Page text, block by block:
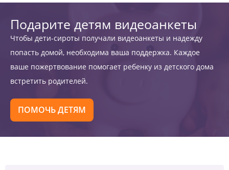
Подарите детям видеоанкеты
Чтобы дети-сироты получали видеоанкеты и надежду
попасть домой, необходима ваша поддержка. Каждое
ваше пожертвование помогает ребенку из детского дома
встретить родителей.
ПОМОЧЬ ДЕТЯМ